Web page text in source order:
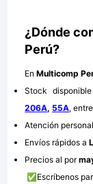
¿Dónde
Perú?
EnMulticomp
Stock
206A,55A,
Atención
Envíos rápidos a
Precios al por
✅Escríbenos